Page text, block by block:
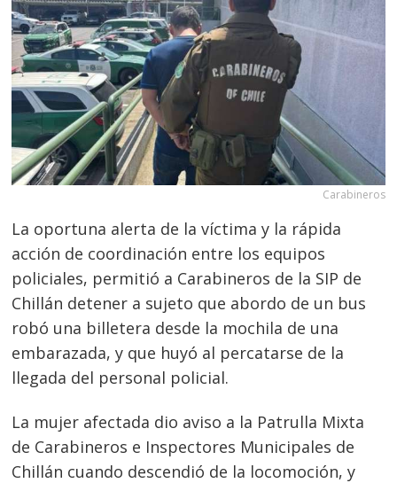
Carabineros
La oportuna alerta de la víctima y la rápida
acción de coordinación entre los equipos
policiales, permitió a Carabineros de la SIP de
Chillán detener a sujeto que abordo de un bus
robó una billetera desde la mochila de una
embarazada, y que huyó al percatarse de la
llegada del personal policial.
La mujer afectada dio aviso a la Patrulla Mixta
de Carabineros e Inspectores Municipales de
Chillán cuando descendió de la locomoción, y